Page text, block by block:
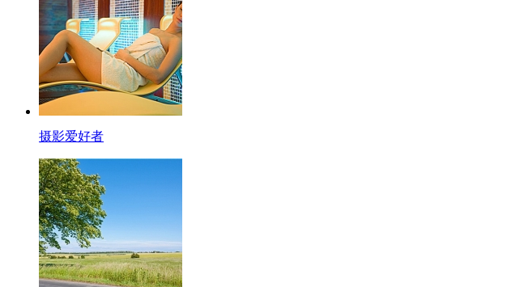
摄影爱好者